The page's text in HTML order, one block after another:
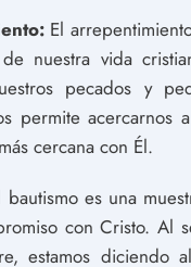
El
nuestra vida
pecados y
permite acercarnos
cercana con Él.
bautismo es una
con Cristo. Al
estamos diciendo